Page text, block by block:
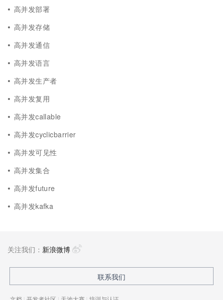
高并发部署
高并发存储
高并发通信
高并发语言
高并发生产者
高并发复用
高并发callable
高并发cyclicbarrier
高并发可见性
高并发集合
高并发future
高并发kafka
关注我们： 新浪微博
联系我们